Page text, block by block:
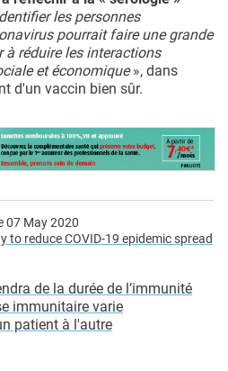
les personnes
pourrait faire une grande
à réduire les interactions
et économique», dans
d'un vaccin bien sûr.
07 May 2020
to reduce COVID-19 epidemic spread
de la durée de l’immunité
immunitaire varie
patient à l'autre